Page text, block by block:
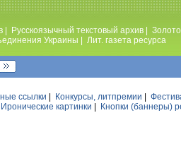
Русскоязычный текстовый архив
Украины Лит. газета ресурса
ссылки Конкурсы, литпремии
Иронические картинки Кнопки (баннеры)